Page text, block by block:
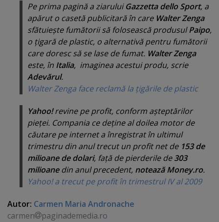
Pe prima pagină a ziaruluiGazzetta dello Sport, a
apărut o casetă publicitară în care Walter Zenga
sfătuieşte fumătorii să folosească produsulPaipo,
o ţigară de plastic, o alternativă pentru fumătorii
care doresc să se lase de fumat. Walter Zenga
este, în Italia, imaginea acestui produ, scrie
Adevărul.
Walter Zenga face reclamă la ţigările de plastic
Yahoo!revine pe profit, conform aşteptărilor
pieţei. Compania ce deţine al doilea motor de
căutare pe internet a înregistrat în ultimul
trimestru din anul trecut un profit net de 153 de
milioane de dolari, faţă de pierderile de303
milioanedin anul precedent, notează Money.ro.
Yahoo! a trecut pe profit în trimestrul IV al 2009
Autor: Carmen Maria Andronache
carmen
paginademedia.ro